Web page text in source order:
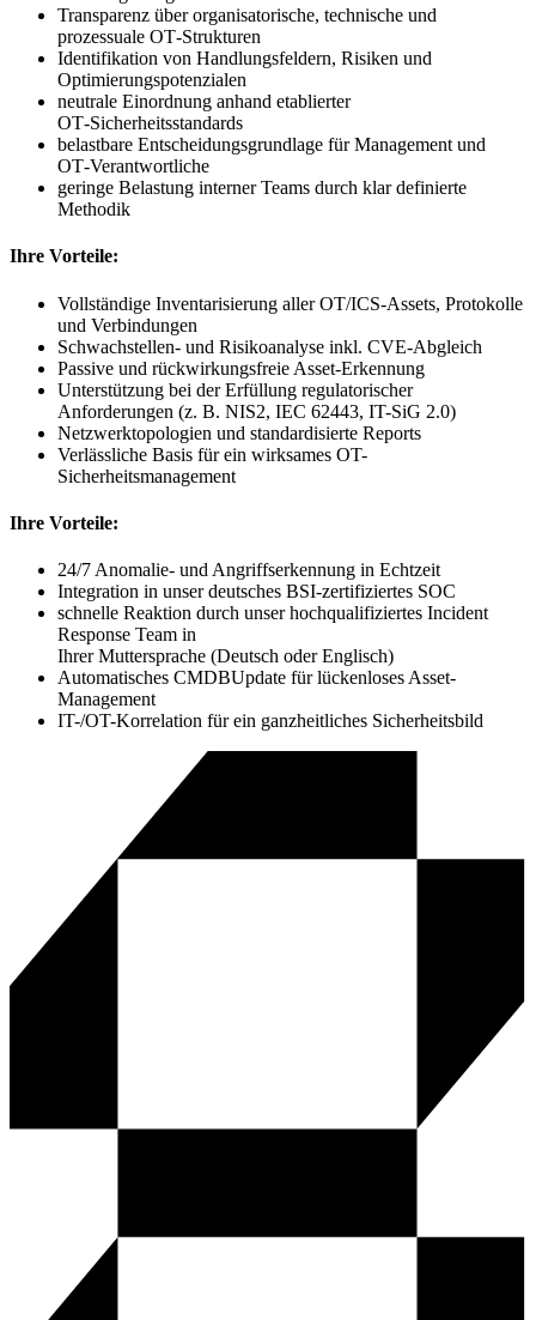
Transparenz über organisatorische, technische und
prozessuale OT‑Strukturen
Identifikation von Handlungsfeldern, Risiken und
Optimierungspotenzialen
neutrale Einordnung anhand etablierter
OT‑Sicherheitsstandards
belastbare Entscheidungsgrundlage für Management und
OT‑Verantwortliche
geringe Belastung interner Teams durch klar definierte
Methodik
Ihre Vorteile:
Vollständige Inventarisierung aller OT/ICS-Assets, Protokolle
und Verbindungen
Schwachstellen- und Risikoanalyse inkl. CVE-Abgleich
Passive und rückwirkungsfreie Asset-Erkennung
Unterstützung bei der Erfüllung regulatorischer
Anforderungen (z. B. NIS2, IEC 62443, IT-SiG 2.0)
Netzwerktopologien und standardisierte Reports
Verlässliche Basis für ein wirksames OT-
Sicherheitsmanagement
Ihre Vorteile:
24/7 Anomalie- und Angriffserkennung in Echtzeit
Integration in unser deutsches BSI-zertifiziertes SOC
schnelle Reaktion durch unser hochqualifiziertes Incident
Response Team in
Ihrer Muttersprache (Deutsch oder Englisch)
Automatisches CMDBUpdate für lückenloses Asset-
Management
IT-/OT-Korrelation für ein ganzheitliches Sicherheitsbild